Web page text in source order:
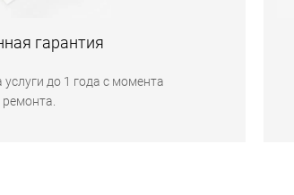
гарантия
услуги до 1 года с момента